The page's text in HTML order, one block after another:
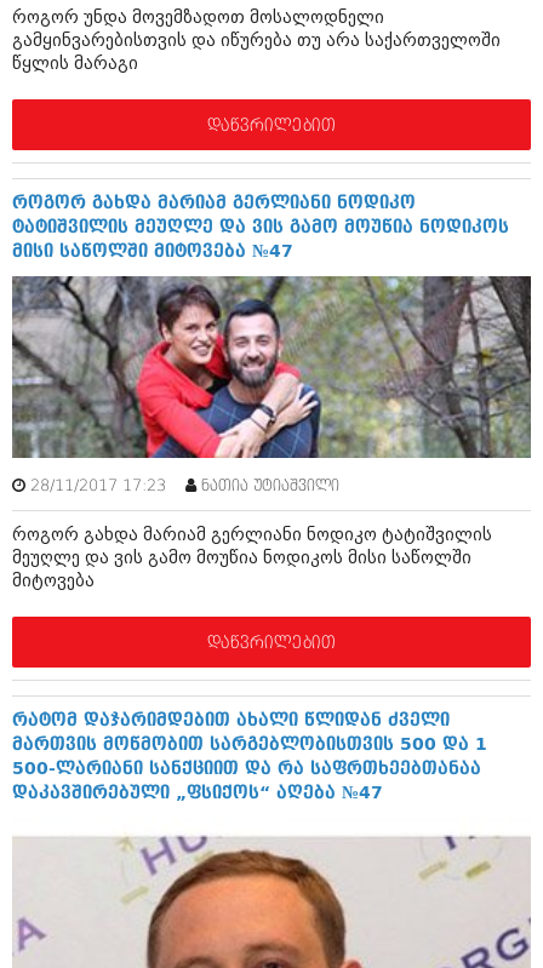
ისტორია
სხვადასხვა
აგვისტო 2018 (162)
ივლისი 2018 (223)
ივნისი 2018 (244)
მაისი 2018 (211)
აპრილი 2018 (194)
მარტი 2018 (256)
თებერვალი 2018 (208)
იანვარი 2018 (215)
დეკემბერი 2017 (243)
ნოემბერი 2017 (212)
აგვისტო 2017 (212)
ივლისი 2017 (233)
ივნისი 2017 (265)
აპრილი 2017 (220)
მარტი 2017 (212)
თებერვალი 2017 (205)
იანვარი 2017 (246)
დეკემბერი 2016 (207)
ნოემბერი 2016 (207)
ოქტომბერი 2016 (257)
სექტემბერი 2016 (224)
ივლისი 2016 (211)
ივნისი 2016 (221)
მაისი 2016 (261)
აპრილი 2016 (215)
მარტი 2016 (200)
თებერვალი 2016 (250)
ანონსი
არქივი
ნოემბერი 2020 (103)
ოქტომბერი 2020 (209)
სექტემბერი 2020 (204)
აგვისტო 2020 (249)
ივლისი 2020 (204)
ივნისი 2020 (249)
არქივის ზომის ნახვა
როგორ უნდა მოვემზადოთ მოსალოდნელი
გამყინვარებისთვის და იწურება თუ არა საქართველოში
წყლის მარაგი
დაწვრილებით
როგორ გახდა მარიამ გერლიანი ნოდიკო
ტატიშვილის მეუღლე და ვის გამო მოუწია ნოდიკოს
მისი საწოლში მიტოვება №47
28/11/2017 17:23 ნათია უტიაშვილი
როგორ გახდა მარიამ გერლიანი ნოდიკო ტატიშვილის
მეუღლე და ვის გამო მოუწია ნოდიკოს მისი საწოლში
მიტოვება
დაწვრილებით
რატომ დაჯარიმდებით ახალი წლიდან ძველი
მართვის მოწმობით სარგებლობისთვის 500 და 1
500-ლარიანი სანქციით და რა საფრთხეებთანაა
დაკავშირებული „ფსიქოს“ აღება №47